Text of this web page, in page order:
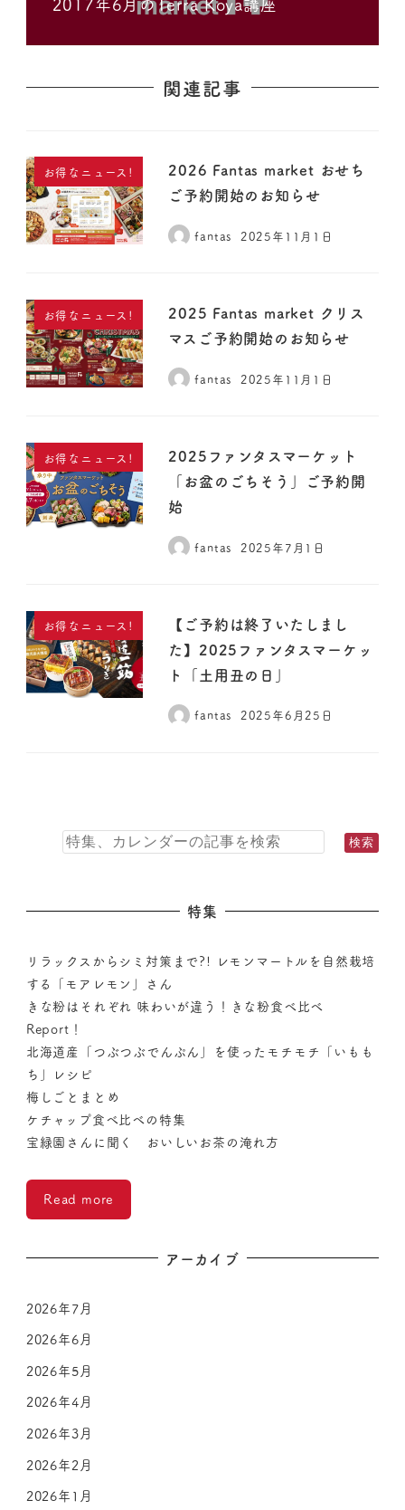
関連記事
お得なニュース!
2026 Fantas market おせち
ご予約開始のお知らせ
fantas 2025年11月1日
お得なニュース!
2025 Fantas market クリス
マスご予約開始のお知らせ
fantas 2025年11月1日
お得なニュース!
2025ファンタスマーケット
「お盆のごちそう」ご予約開
始
fantas 2025年7月1日
お得なニュース!
【ご予約は終了いたしまし
た】2025ファンタスマーケッ
ト「土用丑の日」
fantas 2025年6月25日
特集
リラックスからシミ対策まで?! レモンマートルを自然栽培
する「モアレモン」さん
きな粉はそれぞれ 味わいが違う！きな粉食べ比べ
Report！
北海道産「つぶつぶでんぷん」を使ったモチモチ「いもも
ち」レシピ
梅しごとまとめ
ケチャップ食べ比べの特集
宝緑園さんに聞く おいしいお茶の淹れ方
Read more
アーカイブ
2026年7月
2026年6月
2026年5月
2026年4月
2026年3月
2026年2月
2026年1月